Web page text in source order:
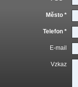
Město *
Telefon *
E-mail
Vzkaz